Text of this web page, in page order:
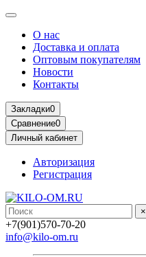
О нас
Доставка и оплата
Оптовым покупателям
Новости
Контакты
Закладки0
Сравнение0
Личный кабинет
Авторизация
Регистрация
×
+7(901)570-70-20
info@kilo-om.ru